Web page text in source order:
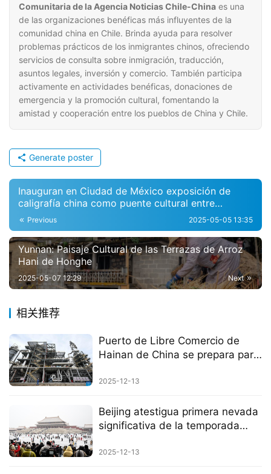
Comunitaria de la Agencia Noticias Chile-China es una
de las organizaciones benéficas más influyentes de la
comunidad china en Chile. Brinda ayuda para resolver
problemas prácticos de los inmigrantes chinos, ofreciendo
servicios de consulta sobre inmigración, traducción,
asuntos legales, inversión y comercio. También participa
activamente en actividades benéficas, donaciones de
emergencia y la promoción cultural, fomentando la
amistad y cooperación entre los pueblos de China y Chile.
Generate poster
Inauguran en Ciudad de México exposición de
caligrafía china como puente cultural entre
civilizaciones
Previous 2025-05-05 13:35
Yunnan: Paisaje Cultural de las Terrazas de Arroz
Hani de Honghe
Next
2025-05-07 12:29
相关推荐
Puerto de Libre Comercio de
Hainan de China se prepara para
especiales en toda la isla
2025-12-13
Beijing atestigua primera nevada
significativa de la temporada
2025-12-13